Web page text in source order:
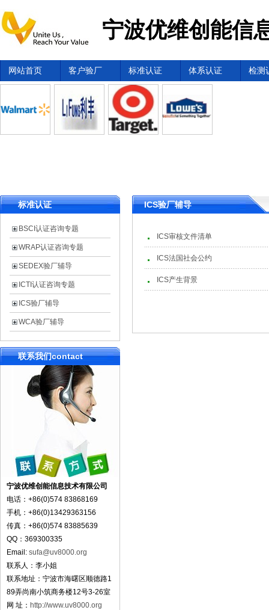
宁波优维创能信
网站首页 客户验厂 标准认证 体系认证 检测
标准认证
BSCI认证咨询专题
WRAP认证咨询专题
SEDEX验厂辅导
ICTI认证咨询专题
ICS验厂辅导
WCA验厂辅导
联系我们contact
宁波优维创能信息技术有限公司
电话：+86(0)574 83868169
手机：+86(0)13429363156
传真：+86(0)574 83885639
QQ：369300335
Email: sufa@uv8000.org
联系人：李小姐
联系地址：宁波市海曙区顺德路1
89弄尚南小筑商务楼12号3-26室
网 址： http://www.uv8000.org
ICS验厂辅导
ICS审核文件清单
ICS法国社会公约
ICS产生背景